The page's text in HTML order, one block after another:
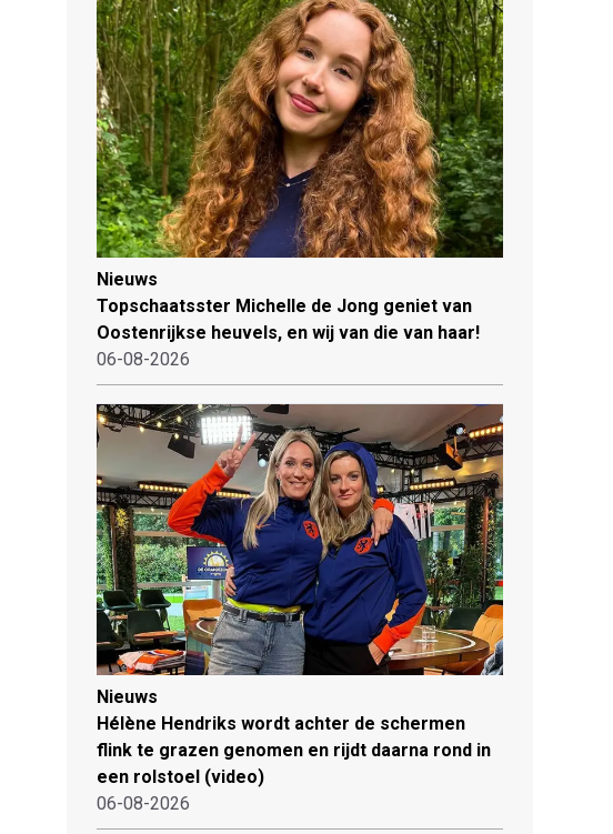
Nieuws
Topschaatsster Michelle de Jong geniet van
Oostenrijkse heuvels, en wij van die van haar!
06-08-2026
Nieuws
Hélène Hendriks wordt achter de schermen
flink te grazen genomen en rijdt daarna rond in
een rolstoel (video)
06-08-2026